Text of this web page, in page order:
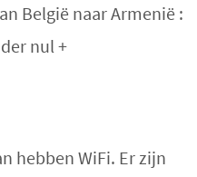
België naar Armenië :
nul +
hebben WiFi. Er zijn